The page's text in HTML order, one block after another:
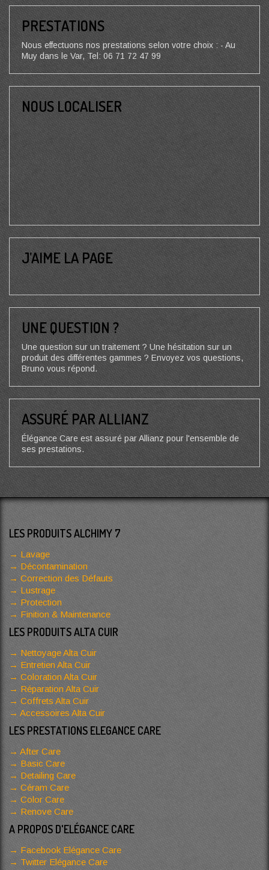
PRESTATIONS
Nous effectuons nos prestations selon votre choix : - Au
Muy dans le Var, Tel: 06 71 72 47 99
NOUS LOCALISER
J’AIME LA PAGE
UNE QUESTION ?
Une question sur un traitement ? Une hésitation sur un
produit des différentes gammes ? Envoyez vos questions,
Bruno vous répond.
ASSURÉ PAR ALLIANZ
Élégance Care est assuré par Allianz pour l'ensemble de
ses prestations.
LES PRODUITS ALCHIMY 7
Lavage
Décontamination
Correction des Défauts
Lustrage
Protection
Finition & Maintenance
LES PRODUITS ALTA CUIR
Nettoyage Alta Cuir
Entretien Alta Cuir
Coloration Alta Cuir
Réparation Alta Cuir
Coffrets Alta Cuir
Accessoires Alta Cuir
LES PRESTATIONS ELEGANCE CARE
After Care
Basic Care
Detailing Care
Céram Care
Color Care
Renove Care
A PROPOS D'ELÉGANCE CARE
Facebook Elégance Care
Twitter Elégance Care